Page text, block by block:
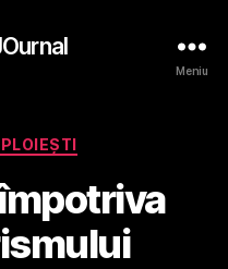
Meniu